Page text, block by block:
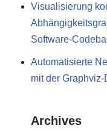
Visualisierung
Software-
Automatisierte
mit der
Archives